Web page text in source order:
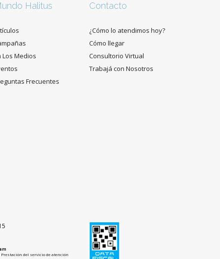
Halitus
Los Medios
Frecuentes
Contacto
¿Cómo lo atendimos hoy?
Cómo llegar
Consultorio Virtual
Trabajá con Nosotros
del servicio de atención